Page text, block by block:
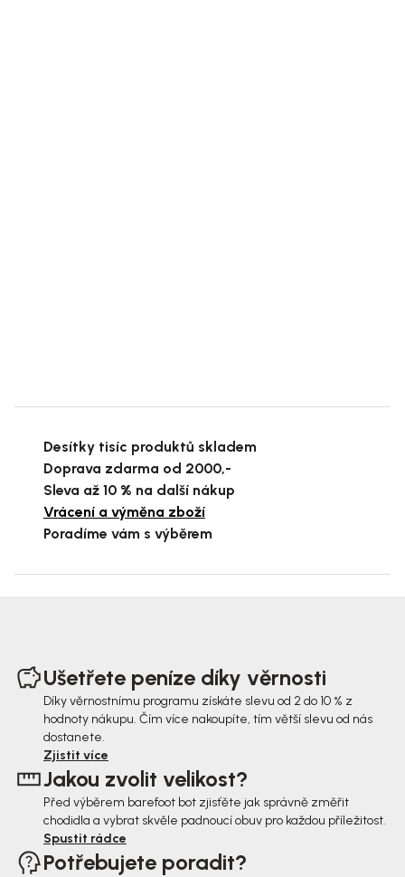
Desítky tisíc produktů skladem
Doprava zdarma od 2000,-
Sleva až 10 % na další nákup
Vrácení a výměna zboží
Poradíme vám s výběrem
Ušetřete peníze díky věrnosti
Díky věrnostnímu programu získáte slevu od 2 do 10 % z
hodnoty nákupu. Čím více nakoupíte, tím větší slevu od nás
dostanete.
Zjistit více
Jakou zvolit velikost?
Před výběrem barefoot bot zjisťěte jak správně změřit
chodidla a vybrat skvěle padnoucí obuv pro každou příležitost.
Spustit rádce
Potřebujete poradit?